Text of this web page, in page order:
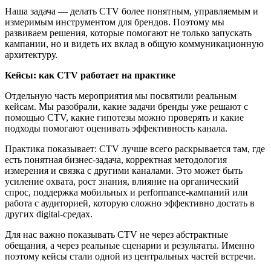
Наша задача — делать CTV более понятным, управляемым и
измеримым инструментом для брендов. Поэтому мы
развиваем решения, которые помогают не только запускать
кампании, но и видеть их вклад в общую коммуникационную
архитектуру.
Кейсы: как CTV работает на практике
Отдельную часть мероприятия мы посвятили реальным
кейсам. Мы разобрали, какие задачи бренды уже решают с
помощью CTV, какие гипотезы можно проверять и какие
подходы помогают оценивать эффективность канала.
Практика показывает: CTV лучше всего раскрывается там, где
есть понятная бизнес-задача, корректная методология
измерения и связка с другими каналами. Это может быть
усиление охвата, рост знания, влияние на органический
спрос, поддержка мобильных и performance-кампаний или
работа с аудиторией, которую сложно эффективно достать в
других digital-средах.
Для нас важно показывать CTV не через абстрактные
обещания, а через реальные сценарии и результаты. Именно
поэтому кейсы стали одной из центральных частей встречи.